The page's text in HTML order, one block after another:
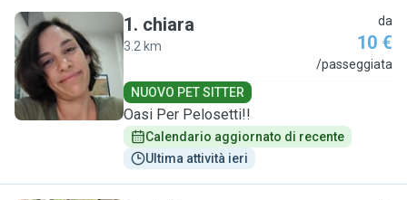
C
1. chiara
3.2 km
da
10 €
/passeggiata
NUOVO PET SITTER
Oasi Per Pelosetti!!
Calendario aggiornato di recente
Ultima attività ieri